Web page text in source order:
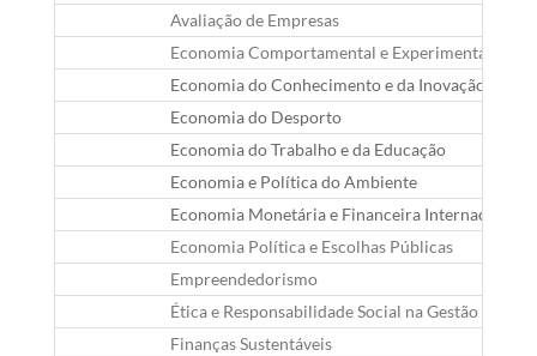
Avaliação de Empresas
Economia Comportamental e Experimental
Economia do Conhecimento e da Inovação
Economia do Desporto
Economia do Trabalho e da Educação
Economia e Política do Ambiente
Economia Monetária e Financeira Internacional
Economia Política e Escolhas Públicas
Empreendedorismo
Ética e Responsabilidade Social na Gestão
Finanças Sustentáveis